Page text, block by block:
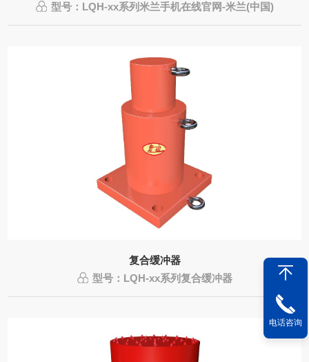
型号：LQH-xx系列米兰手机在线官网-米兰(中国)
复合缓冲器
型号：LQH-xx系列复合缓冲器
电话咨询